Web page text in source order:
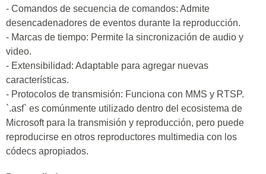
- Comandos de secuencia de comandos: Admite
desencadenadores de eventos durante la reproducción.
- Marcas de tiempo: Permite la sincronización de audio y
video.
- Extensibilidad: Adaptable para agregar nuevas
características.
- Protocolos de transmisión: Funciona con MMS y RTSP.
`.asf` es comúnmente utilizado dentro del ecosistema de
Microsoft para la transmisión y reproducción, pero puede
reproducirse en otros reproductores multimedia con los
códecs apropiados.